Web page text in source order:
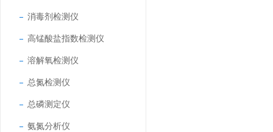
消毒剂检测仪
高锰酸盐指数检测仪
溶解氧检测仪
总氮检测仪
总磷测定仪
氨氮分析仪